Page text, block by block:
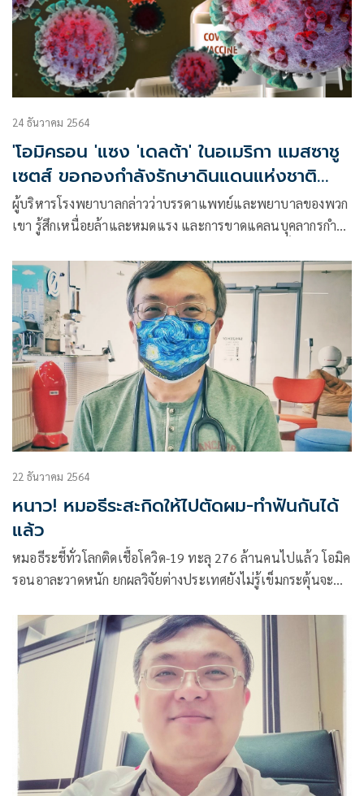
24 ธันวาคม 2564
'โอมิครอน 'แซง 'เดลต้า' ในอเมริกา แมสซาชู
เซตส์ ขอกองกำลังรักษาดินแดนแห่งชาติ
สนับสนุน
ผู้บริหารโรงพยาบาลกล่าวว่าบรรดาแพทย์และพยาบาลของพวก
เขา รู้สึกเหนื่อยล้าและหมดแรง และการขาดแคลนบุคลากรกำลัง
เซตส์ ได้มีการเรียกร้องให้กองกำลังรักษาดินแดนแห่งชาติให้การ
สนับสนุนเป็นพิเศษ
22 ธันวาคม 2564
หนาว! หมอธีระสะกิดให้ไปตัดผม-ทำฟันกันได้
แล้ว
หมอธีระชี้ทั่วโลกติดเชื้อโควิด-19 ทะลุ 276 ล้านคนไปแล้ว โอมิค
รอนอาละวาดหนัก ยกผลวิจัยต่างประเทศยังไม่รู้เข็มกระตุ้นจะ